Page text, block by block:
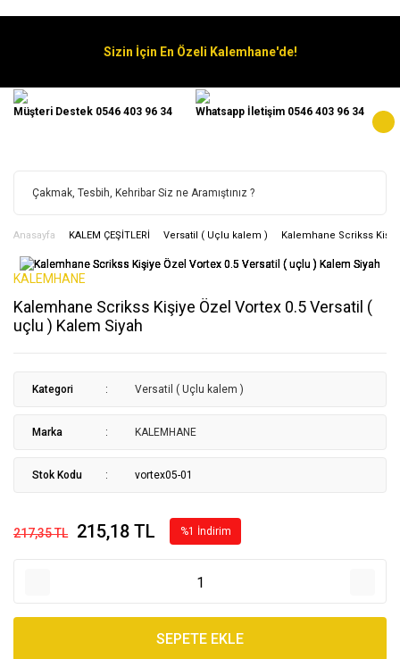
Sizin İçin En Özeli Kalemhane'de!
Müşteri Destek 0546 403 96 34 Whatsapp İletişim 0546 403 96 34
Anasayfa KALEM ÇEŞİTLERİ Versatil ( Uçlu kalem ) Kalemhane Scrikss
KALEMHANE
Kalemhane Scrikss Kişiye Özel Vortex 0.5 Versatil (
uçlu ) Kalem Siyah
Kategori Versatil ( Uçlu kalem )
Marka KALEMHANE
Stok Kodu vortex05-01
217,35 TL 215,18 TL %1 İndirim
SEPETE EKLE